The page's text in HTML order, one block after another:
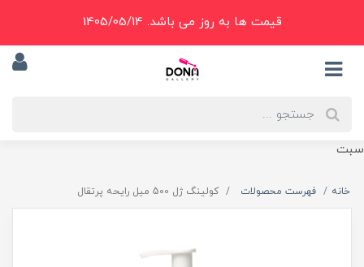
سبت
قیمت ها به روز می باشد. 1405/05/14
خانه فهرست محصولات کولينگ ژل 500 ميل رايحه پرتقال